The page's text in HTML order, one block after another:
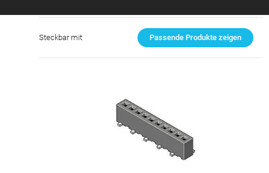
Steckbar mit Passende Produkte zeigen